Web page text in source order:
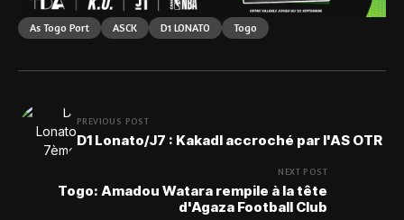
As Togo Port ASCK D1 LONATO Togo
PREVIOUS POST
D1 Lonato/J7 : Kakadl accroché par l'AS OTR
NEXT POST
Togo: Amadou Watara rempile à la tête
d'Agaza Football Club